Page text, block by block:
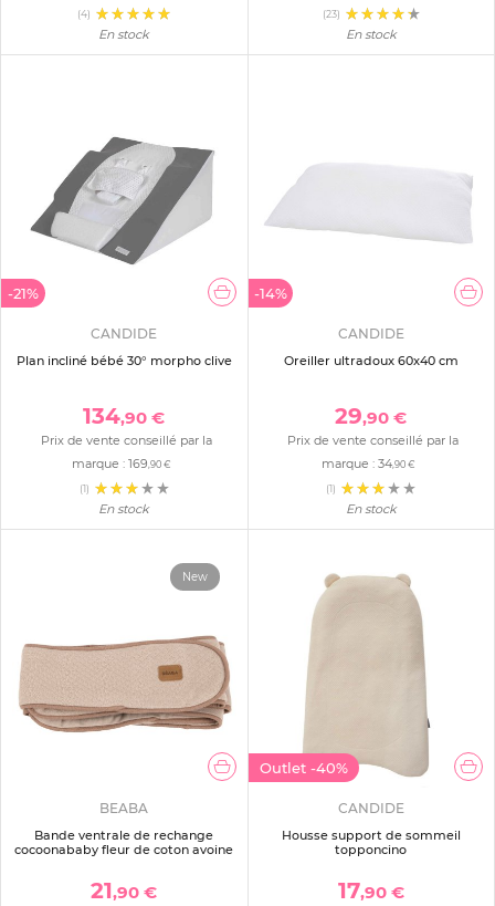
(4)
En stock
(23)
En stock
-21%
CANDIDE
Plan incliné bébé 30° morpho clive
134,90 €
Prix de vente conseillé par la
marque :169,90 €
(1)
En stock
-14%
CANDIDE
Oreiller ultradoux 60x40 cm
29,90 €
Prix de vente conseillé par la
marque :34,90 €
(1)
En stock
New
BEABA
Bande ventrale de rechange
cocoonababy fleur de coton avoine
21,90 €
Outlet -40%
CANDIDE
Housse support de sommeil
topponcino
17,90 €